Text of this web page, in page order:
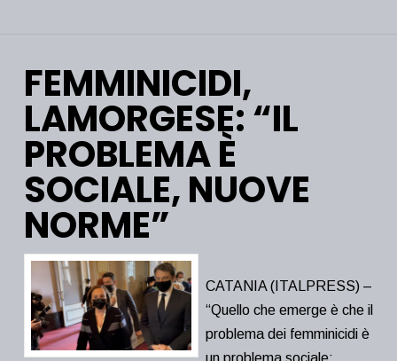
FEMMINICIDI,
LAMORGESE: “IL
PROBLEMA È
SOCIALE, NUOVE
NORME”
CATANIA (ITALPRESS) –
“Quello che emerge è che il
problema dei femminicidi è